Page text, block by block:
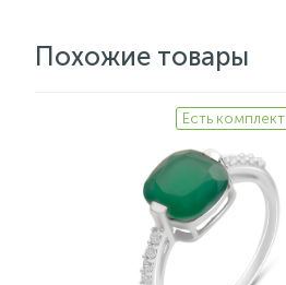
Похожие товары
Есть комплект